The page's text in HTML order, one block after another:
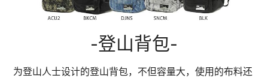
-登山背包-
为登山人士设计的登山背包，不但容量大，使用的布料还